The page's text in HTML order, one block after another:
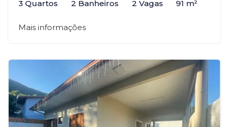
3 Quartos 2 Banheiros 2 Vagas 91 m²
Mais informações